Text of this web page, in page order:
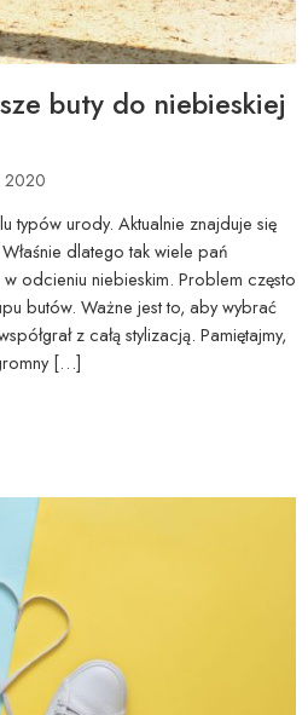
buty do niebieskiej
2020
typów urody. Aktualnie znajduje się
dlatego tak wiele pań
odcieniu niebieskim. Problem często
butów. Ważne jest to, aby wybrać
z całą stylizacją. Pamiętajmy,
[…]